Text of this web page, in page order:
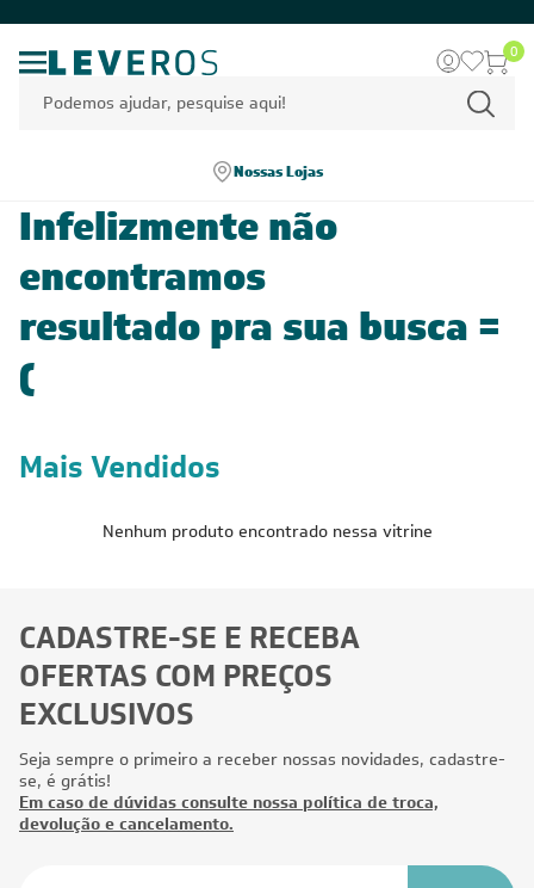
0
Nossas Lojas
Infelizmente não
encontramos
resultado pra sua busca =
(
Mais Vendidos
Nenhum produto encontrado nessa vitrine
CADASTRE-SE E RECEBA
OFERTAS COM PREÇOS
EXCLUSIVOS
Seja sempre o primeiro a receber nossas novidades, cadastre-
se, é grátis!
Em caso de dúvidas consulte nossa política de troca,
devolução e cancelamento.